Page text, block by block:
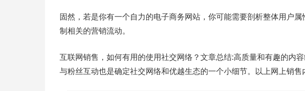
固然，若是你有一个自力的电子商务网站，你可能需要剖析整体用户
制相关的营销流动。
互联网销售，如何有用的使用社交网络？文章总结:高质量和有趣的内
与粉丝互动也是确定社交网络和优越生态的一个小细节。以上网上销售